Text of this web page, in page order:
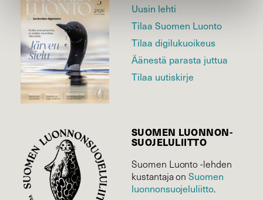
Uusin lehti
Tilaa Suomen Luonto
Tilaa digilukuoikeus
Äänestä parasta juttua
Tilaa uutiskirje
SUOMEN LUONNON­
SUOJELU­LIITTO
Suomen Luonto -lehden
kustantaja onSuomen
luonnonsuojelu­liitto.